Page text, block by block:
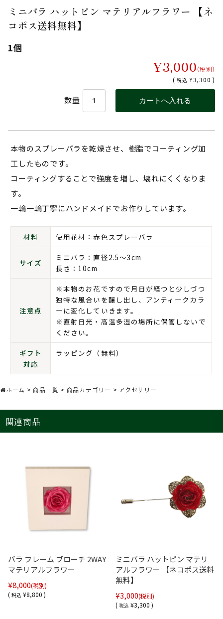
ミニバラ ハットピン マテリアルフラワー 【ネ
コポス送料無料】
1個
¥3,000(税別)
(税込 ¥3,300 )
数量
本物のスプレーバラを乾燥させ、樹脂でコーティング加
工したものです。
コーティングすることで強度を増し、壊れにくくなりま
す。
一輪一輪丁寧にハンドメイドでお作りしています。
材料 使用花材：赤色スプレーバラ
サイズ
ミニバラ：直径2.5〜3cm
長さ：10cm
注意点
※本物のお花ですので月日が経つと少しづつ
独特な風合いを醸し出し、アンティークカラ
ーに変化していきます。
※直射日光・高温多湿の場所に保管しないで
ください。
ギフト
対応
ラッピング（無料）
ホーム >商品一覧 > 商品カテゴリー > アクセサリー
関連商品
バラ フレーム ブローチ 2WAY
マテリアルフラワー
¥8,000(税別)
(税込 ¥8,800 )
ミニバラ ハットピン マテリ
アルフラワー 【ネコポス送料
無料】
¥3,000(税別)
(税込 ¥3,300 )